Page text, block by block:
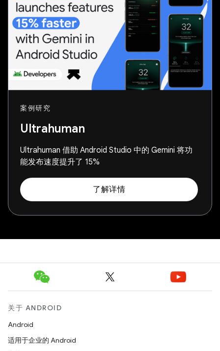
案例研究
Ultrahuman
Ultrahuman 借助 Android Studio 中的 Gemini 将功
能发布速度提升了 15%
了解详情
关于 ANDROID
Android
适用于企业的 Android